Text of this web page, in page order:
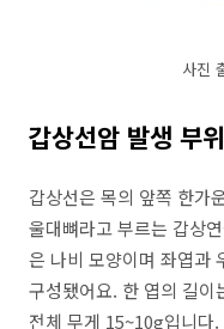
사진
갑상선암 발생 부
갑상선은 목의 앞쪽 한가
울대뼈라고 부르는 갑상
은 나비 모양이며 좌엽과
구성됐어요. 한 엽의 길
전체 무게 15~10g입니다.